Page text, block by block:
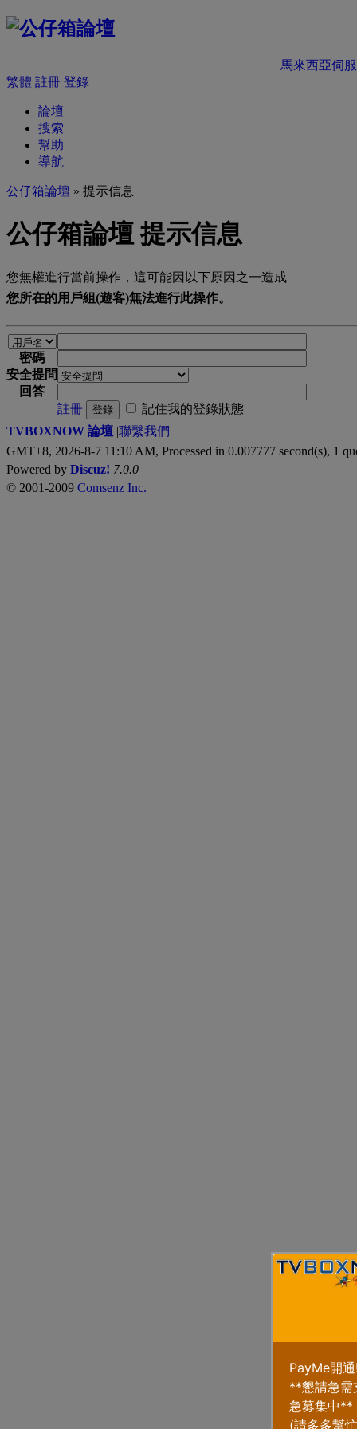
馬來西亞伺
繁體 註冊 登錄
論壇
搜索
幫助
導航
公仔箱論壇 » 提示信息
公仔箱論壇 提示信息
您無權進行當前操作，這可能因以下原因之一造成
您所在的用戶組(遊客)無法進行此操作。
密碼
安全提問
回答
註冊
登錄
記住我的登錄狀態
TVBOXNOW 論壇 |聯繫我們
GMT+8, 2026-8-7 11:10 AM, Processed in 0.007777 second(s), 1
Powered by Discuz! 7.0.0
© 2001-2009 Comsenz Inc.